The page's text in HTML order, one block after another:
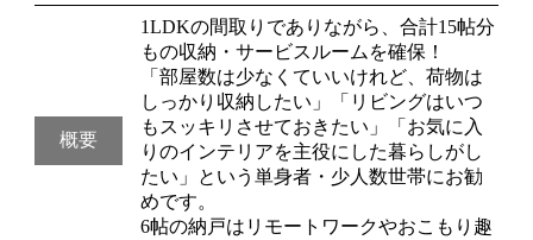
概要
1LDKの間取りでありながら、合計15帖分
もの収納・サービスルームを確保！
「部屋数は少なくていいけれど、荷物は
しっかり収納したい」「リビングはいつ
もスッキリさせておきたい」「お気に入
りのインテリアを主役にした暮らしがし
たい」という単身者・少人数世帯にお勧
めです。
6帖の納戸はリモートワークやおこもり趣